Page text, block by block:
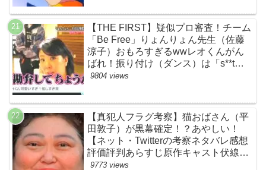
【THE FIRST】疑似プロ審査！チーム
「Be Free」りょんりょん先生（佐藤
涼子）おもろすぎるwwレオくんがん
ばれ！振り付け（ダンス）は「s**t
kingz」のOguri・Kazuki！豪華！【ネ
BE:FIRST・ビーファースト】
9804 views
【真犯人フラグ考察】猫おばさん（平
田敦子）が黒幕確定！？あやしい！
【ネット・Twitterの考察ネタバレ感想
評価評判あらすじ原作キャスト伏線ま
とめ】
9773 views